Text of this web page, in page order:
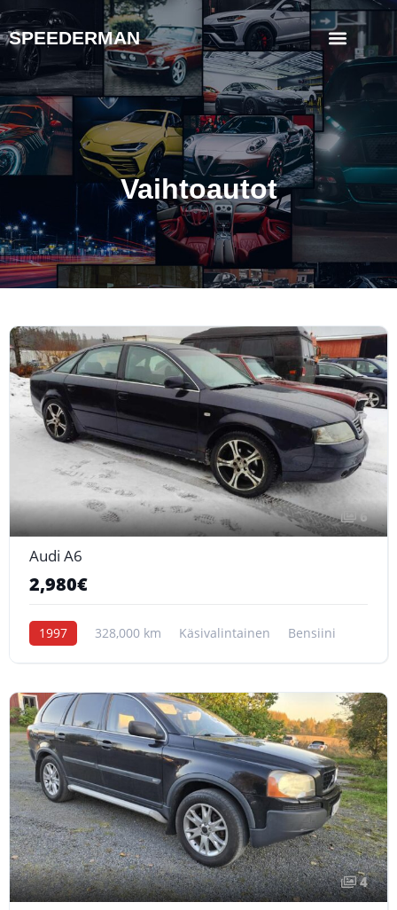
SPEEDERMAN
Vaihtoautot
6
Audi A6
2,980€
1997 328,000 km Käsivalintainen Bensiini
4